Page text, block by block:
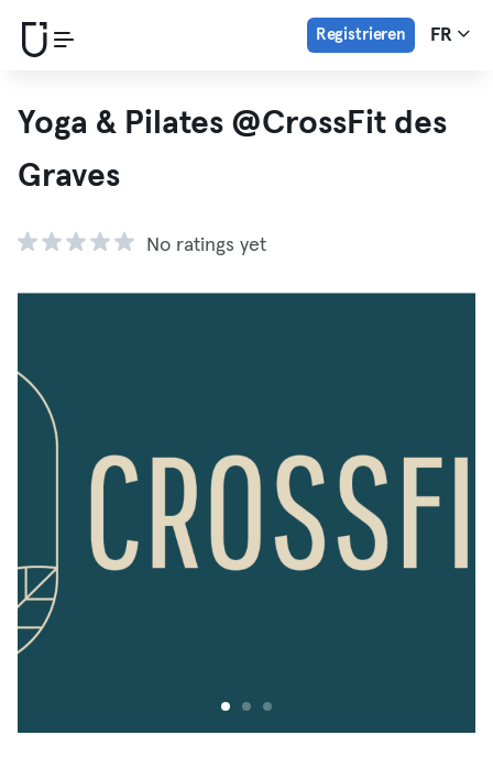
Registrieren FR
Yoga & Pilates @CrossFit des
Graves
No ratings yet